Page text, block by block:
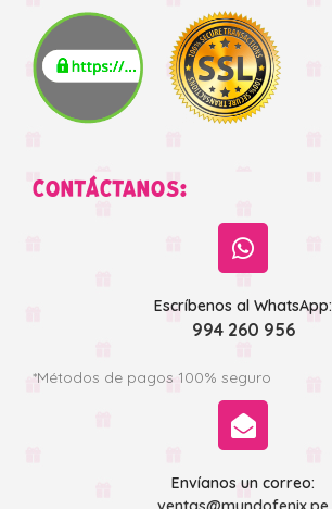
CONTÁCTANOS:
Escríbenos al WhatsApp:
994 260 956
*Métodos de pagos 100% seguro
Envíanos un correo: